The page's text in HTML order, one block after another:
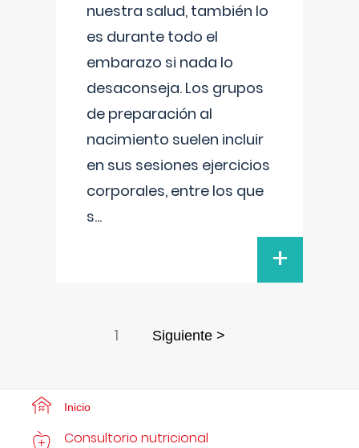
nuestra salud, también lo
es durante todo el
embarazo si nada lo
desaconseja. Los grupos
de preparación al
nacimiento suelen incluir
en sus sesiones ejercicios
corporales, entre los que
s...
+
1 Siguiente >
Inicio
Consultorio nutricional